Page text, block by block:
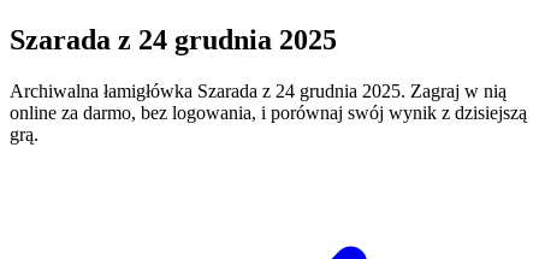
Szarada z 24 grudnia 2025
Archiwalna łamigłówka Szarada z 24 grudnia 2025. Zagraj w nią
online za darmo, bez logowania, i porównaj swój wynik z dzisiejszą
grą.